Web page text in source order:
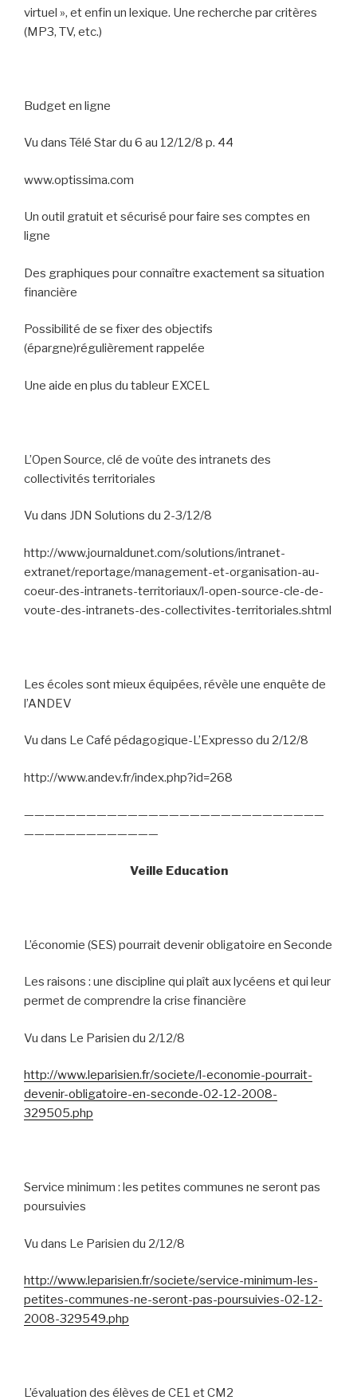
virtuel », et enfin un lexique. Une recherche par critères
(MP3, TV, etc.)
Budget en ligne
Vu dans Télé Star du 6 au 12/12/8 p. 44
www.optissima.com
Un outil gratuit et sécurisé pour faire ses comptes en
ligne
Des graphiques pour connaître exactement sa situation
financière
Possibilité de se fixer des objectifs
(épargne)régulièrement rappelée
Une aide en plus du tableur EXCEL
L’Open Source, clé de voûte des intranets des
collectivités territoriales
Vu dans JDN Solutions du 2-3/12/8
http://www.journaldunet.com/solutions/intranet-
extranet/reportage/management-et-organisation-au-
coeur-des-intranets-territoriaux/l-open-source-cle-de-
voute-des-intranets-des-collectivites-territoriales.shtml
Les écoles sont mieux équipées, révèle une enquête de
l’ANDEV
Vu dans Le Café pédagogique-L’Expresso du 2/12/8
http://www.andev.fr/index.php?id=268
—————————————————————————————
—————————————
Veille Education
L’économie (SES) pourrait devenir obligatoire en Seconde
Les raisons : une discipline qui plaît aux lycéens et qui leur
permet de comprendre la crise financière
Vu dans Le Parisien du 2/12/8
http://www.leparisien.fr/societe/l-economie-pourrait-
devenir-obligatoire-en-seconde-02-12-2008-
329505.php
Service minimum : les petites communes ne seront pas
poursuivies
Vu dans Le Parisien du 2/12/8
http://www.leparisien.fr/societe/service-minimum-les-
petites-communes-ne-seront-pas-poursuivies-02-12-
2008-329549.php
L’évaluation des élèves de CE1 et CM2